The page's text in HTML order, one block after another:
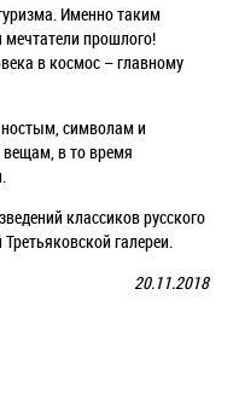
Именно таким
мечтатели прошлого!
в космос – главному
символам и
в то время
классиков русского
галереи.
20.11.2018